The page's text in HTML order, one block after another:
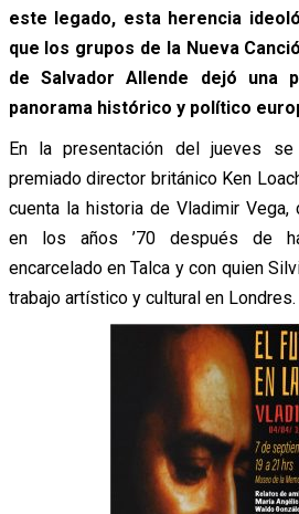
este legado, esta herencia
que los grupos de la Nueva
de Salvador Allende dejó una
panorama histórico y político
En la presentación del jueves
premiado director británico Ken
cuenta la historia de Vladimir
en los años ’70 después de
encarcelado en Talca y con quien
trabajo artístico y cultural en Londres.